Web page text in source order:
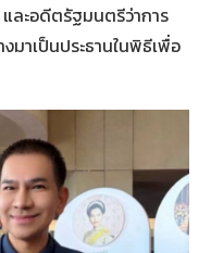
ละอดีตรัฐมนตรีว่าการ
มาเป็นประธานในพิธีเพื่อ